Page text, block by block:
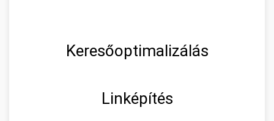
Keresőoptimalizálás
Linképítés